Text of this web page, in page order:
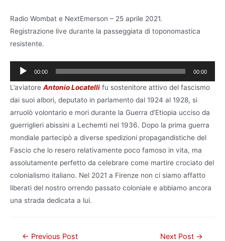
Radio Wombat e NextEmerson – 25 aprile 2021.
Registrazione live durante la passeggiata di toponomastica
resistente.
Audio
00:00 00:00
L’aviatore Antonio Locatelli fu sostenitore attivo del fascismo
dai suoi albori, deputato in parlamento dal 1924 al 1928, si
arruolò volontario e mori durante la Guerra d’Etiopia ucciso da
guerriglieri abissini a Lechemti nel 1936. Dopo la prima guerra
mondiale partecipò a diverse spedizioni propagandistiche del
Fascio che lo resero relativamente poco famoso in vita, ma
assolutamente perfetto da celebrare come martire crociato del
colonialismo italiano. Nel 2021 a Firenze non ci siamo affatto
liberati del nostro orrendo passato coloniale e abbiamo ancora
una strada dedicata a lui.
Post← Previous Post Next Post →